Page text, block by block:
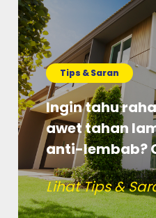
Tips & Saran
Ingin tahu
awet tahan
anti-lembab?
Lihat Tips &